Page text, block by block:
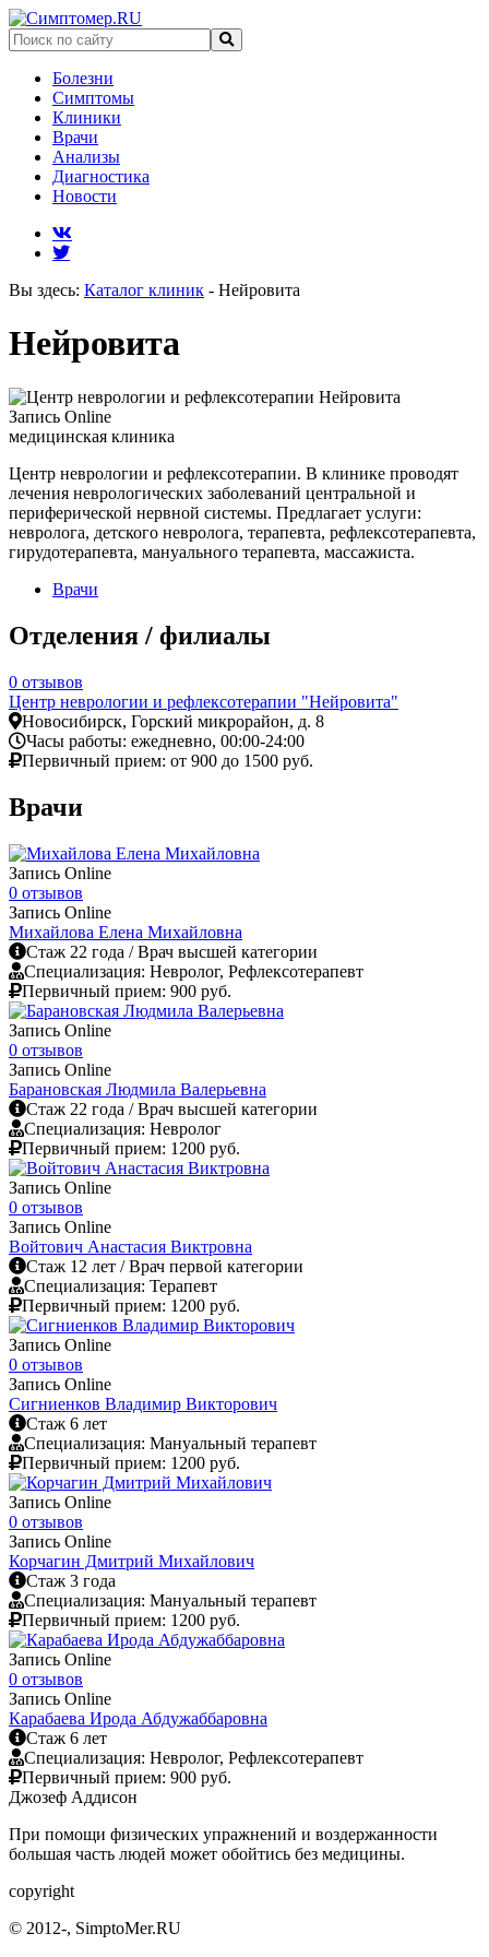
Болезни
Симптомы
Клиники
Врачи
Анализы
Диагностика
Новости
Вы здесь: Каталог клиник - Нейровита
Нейровита
Запись Online
медицинская клиника
Центр неврологии и рефлексотерапии. В клинике проводят
лечения неврологических заболеваний центральной и
периферической нервной системы. Предлагает услуги:
невролога, детского невролога, терапевта, рефлексотерапевта,
гирудотерапевта, мануального терапевта, массажиста.
Врачи
Отделения / филиалы
0 отзывов
Центр неврологии и рефлексотерапии "Нейровита"
Новосибирск, Горский микрорайон, д. 8
Часы работы: ежедневно, 00:00-24:00
Первичный прием: от 900 до 1500 руб.
Врачи
Запись Online
0 отзывов
Запись Online
Михайлова Елена Михайловна
Cтаж 22 года / Врач высшей категории
Специализация: Невролог, Рефлексотерапевт
Первичный прием: 900 руб.
Запись Online
0 отзывов
Запись Online
Барановская Людмила Валерьевна
Cтаж 22 года / Врач высшей категории
Специализация: Невролог
Первичный прием: 1200 руб.
Запись Online
0 отзывов
Запись Online
Войтович Анастасия Виктровна
Cтаж 12 лет / Врач первой категории
Специализация: Терапевт
Первичный прием: 1200 руб.
Запись Online
0 отзывов
Запись Online
Сигниенков Владимир Викторович
Cтаж 6 лет
Специализация: Мануальный терапевт
Первичный прием: 1200 руб.
Запись Online
0 отзывов
Запись Online
Корчагин Дмитрий Михайлович
Cтаж 3 года
Специализация: Мануальный терапевт
Первичный прием: 1200 руб.
Запись Online
0 отзывов
Запись Online
Карабаева Ирода Абдужаббаровна
Cтаж 6 лет
Специализация: Невролог, Рефлексотерапевт
Первичный прием: 900 руб.
Джозеф Аддисон
При помощи физических упражнений и воздержанности
большая часть людей может обойтись без медицины.
copyright
© 2012-, SimptoMer.RU